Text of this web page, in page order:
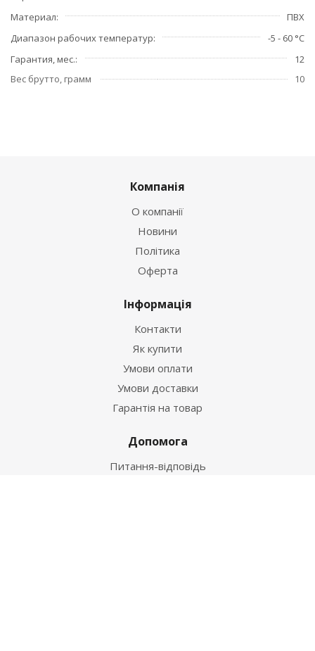
Материал
ПВХ
Диапазон рабочих температур
-5 - 60 °C
Гарантия, мес.
12
Вес брутто, грамм
10
Компанія
О компанії
Новини
Політика
Оферта
Інформація
Контакти
Як купити
Умови оплати
Умови доставки
Гарантія на товар
Допомога
Питання-відповідь